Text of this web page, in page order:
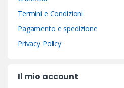
Termini e Condizioni
Pagamento e spedizione
Privacy Policy
Il mio account